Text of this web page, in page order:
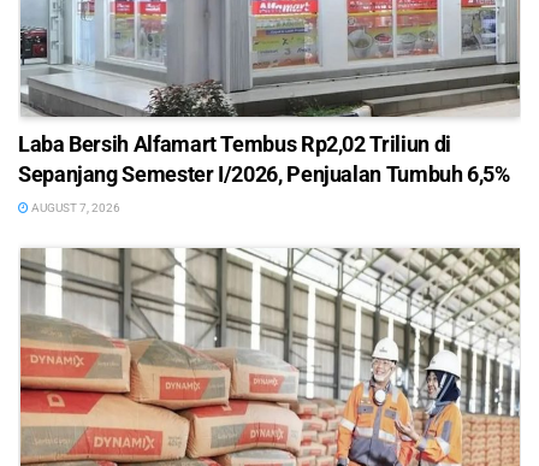
Laba Bersih Alfamart Tembus Rp2,02 Triliun di
Sepanjang Semester I/2026, Penjualan Tumbuh 6,5%
AUGUST 7, 2026